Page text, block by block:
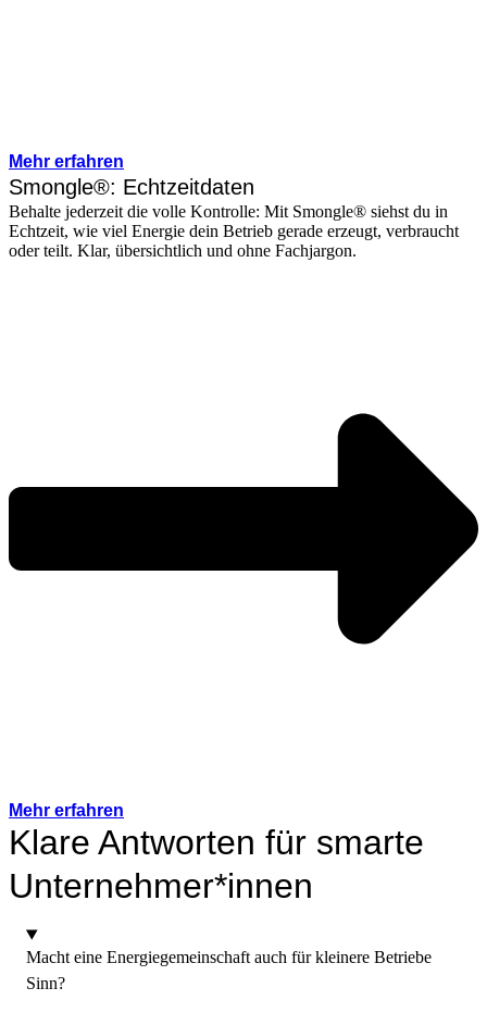
Mehr erfahren
Smongle®: Echtzeitdaten
Behalte jederzeit die volle Kontrolle: Mit Smongle® siehst du in
Echtzeit, wie viel Energie dein Betrieb gerade erzeugt, verbraucht
oder teilt. Klar, übersichtlich und ohne Fachjargon.
Mehr erfahren
Klare Antworten für smarte
Unternehmer*innen
Macht eine Energiegemeinschaft auch für kleinere Betriebe
Sinn?